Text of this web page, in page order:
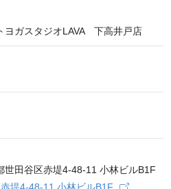
ヨガスタジオLAVA 下高井戸店